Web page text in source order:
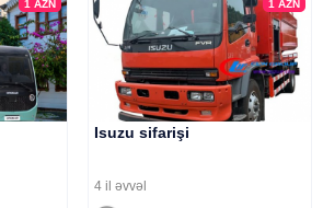
1AZN 1 AZN
Isuzu sifarişi
4 il əvvəl